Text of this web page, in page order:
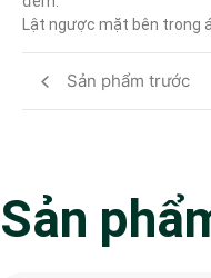
Lật ngược mặt bên trong
Sản phẩm trước
Sản